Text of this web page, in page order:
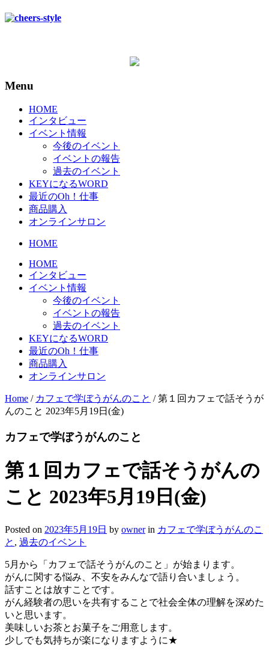
Menu
HOME
インタビュー
イベント情報
今後のイベント
イベントの報告
過去のイベント
KEYになるWORD
最近のOh！仕事
商品購入
オンラインサロン
HOME
HOME
インタビュー
イベント情報
今後のイベント
イベントの報告
過去のイベント
KEYになるWORD
最近のOh！仕事
商品購入
オンラインサロン
Home / カフェで学ぼうがんのこと /第１回カフェで話そうが
んのこと 2023年5月19日(金)
カフェで学ぼうがんのこと
第１回カフェで話そうがんの
こと 2023年5月19日(金)
Posted on 2023年5月19日 by ownerin カフェで学ぼうがんのこ
と , 過去のイベント
5月から「カフェで話そうがんのこと」が始まります。
がんに関する悩み、不安をみんなで語り合いましょう。
話すことは放すことです。
がん経験者の思いを共有することで社会全体の理解を深めた
いと思います。
美味しいお茶とお菓子をご用意します。
少しでも気持ちが楽になりますように★